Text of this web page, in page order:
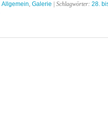
Allgemein, Galerie | Schlagwörter: 28.